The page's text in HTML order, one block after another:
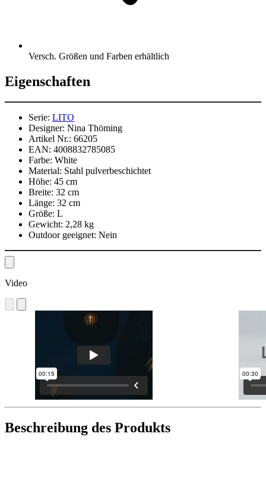
Versch. Größen und Farben erhältlich
Eigenschaften
Serie: LITO
Designer: Nina Thöming
Artikel Nr.: 66205
EAN: 4008832785085
Farbe: White
Material: Stahl pulverbeschichtet
Höhe: 45 cm
Breite: 32 cm
Länge: 32 cm
Größe: L
Gewicht: 2,28 kg
Outdoor geeignet: Nein
Video
Beschreibung des Produkts